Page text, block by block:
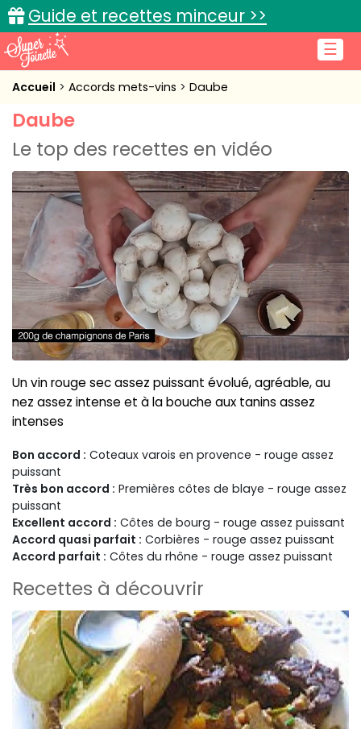
☰
Guide et recettes minceur >>
Accueil
Recettes de cuisine
Cuisine pratique
L'actu cuisine
Connexion
Accueil Accords mets-vins Daube
Daube
Le top des recettes en vidéo
Un vin rouge sec assez puissant évolué, agréable, au
nez assez intense et à la bouche aux tanins assez
intenses
Bon accord : Coteaux varois en provence - rouge assez
puissant
Très bon accord : Premières côtes de blaye - rouge assez
puissant
Excellent accord : Côtes de bourg - rouge assez puissant
Accord quasi parfait : Corbières - rouge assez puissant
Accord parfait : Côtes du rhône - rouge assez puissant
Recettes à découvrir